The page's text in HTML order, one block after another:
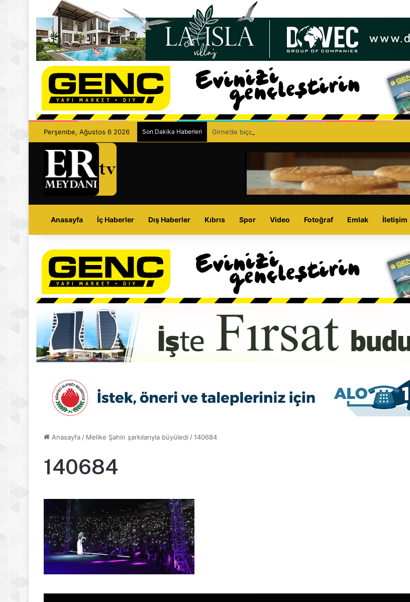
Perşembe, Ağustos 6 2026 Son Dakika Haberleri Girne’de bıçaklı kavga can aldı: 40 yaşındaki adam yaşamını yitirdi
Anasayfa İç Haberler Dış Haberler Kıbrıs Spor Video Fotoğraf Emlak İletişim
Anasayfa / Melike Şahin şarkılarıyla büyüledi /140684
140684